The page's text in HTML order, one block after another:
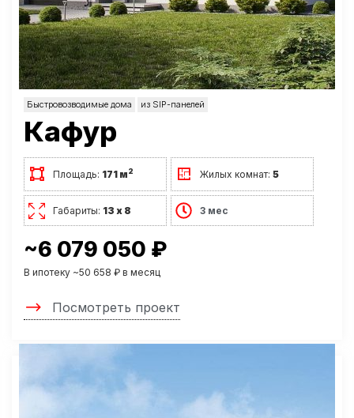
Быстровозводимые дома из SIP-панелей
Кафур
Площадь: 171 м2 Жилых комнат:5
Габариты: 13 х 8 3 мес
~6 079 050 ₽
В ипотеку ~50 658 ₽ в месяц
Посмотреть проект